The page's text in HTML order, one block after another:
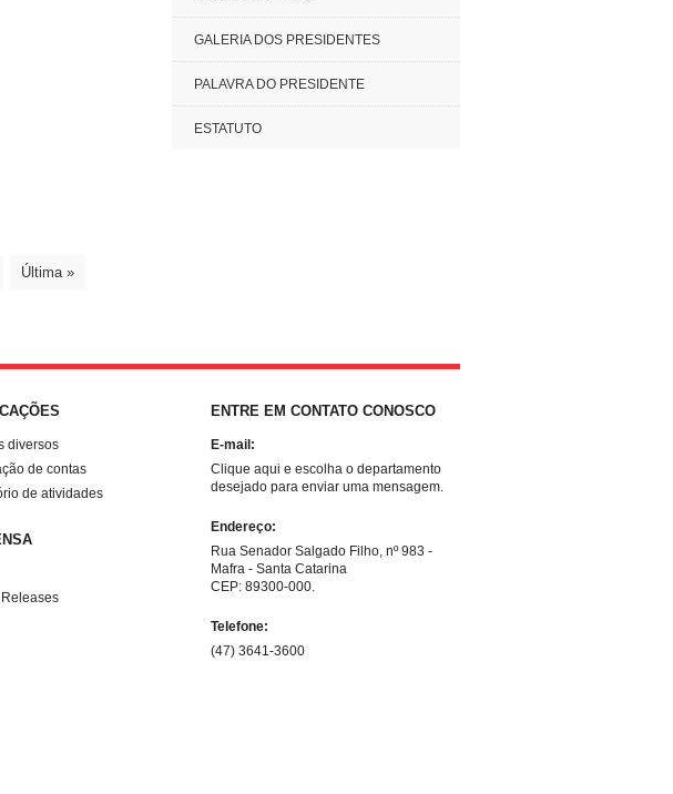
Última »
GALERIA DOS PRESIDENTES
PALAVRA DO PRESIDENTE
ESTATUTO
diversos
de contas
de atividades
Releases
ENTRE EM CONTATO CONOSCO
E-mail:
Clique aqui e escolha o departamento
desejado para enviar uma mensagem.
Endereço:
Rua Senador Salgado Filho, nº 983 -
Mafra - Santa Catarina
CEP: 89300-000.
Telefone:
(47) 3641-3600